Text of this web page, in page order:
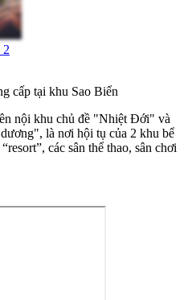
2
cấp tại khu Sao Biển
nội khu chủ đề "Nhiệt Đới" và
là nơi hội tụ của 2 khu bể
các sân thể thao, sân chơi